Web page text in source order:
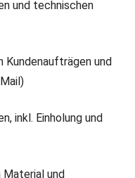
und technischen
Kundenaufträgen und
inkl. Einholung und
und